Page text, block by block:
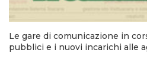
Le gare di comunicazione in
pubblici e i nuovi incarichi alle